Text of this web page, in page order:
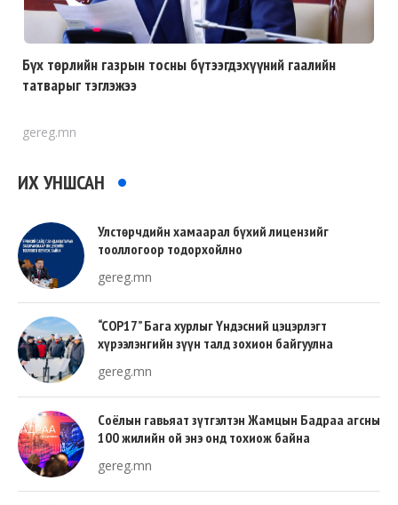
Бүх төрлийн газрын тосны бүтээгдэхүүний гаалийн
татварыг тэглэжээ
gereg.mn
ИХ УНШСАН
Улстөрчдийн хамаарал бүхий лицензийг
тооллогоор тодорхойлно
gereg.mn
“COP17” Бага хурлыг Үндэсний цэцэрлэгт
хүрээлэнгийн зүүн талд зохион байгуулна
gereg.mn
Соёлын гавьяат зүтгэлтэн Жамцын Бадраа агсны
100 жилийн ой энэ онд тохиож байна
gereg.mn